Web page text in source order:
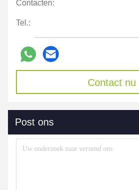
Contacten:
Tel.:
Contact nu
Post ons